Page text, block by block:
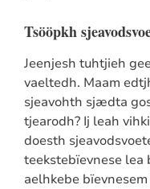
Tsööpkh
Jeenjesh tuhtjieh
vaeltedh. Maam
sjeavohth sjædta
tjearodh? Ij leah
doesth
teekstebïevnese lea
aelhkebe